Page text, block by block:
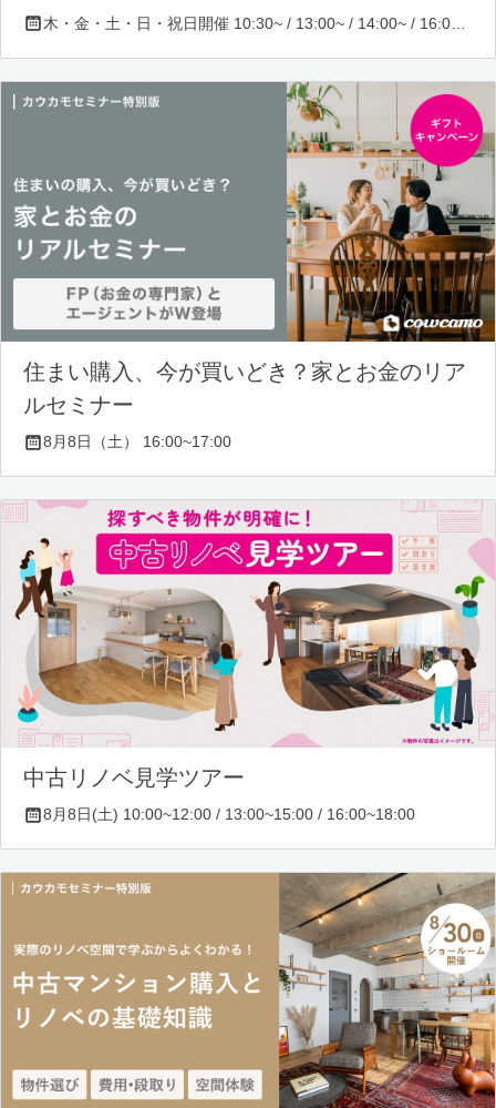
住まい購入、今が買いどき？家とお金のリア
ルセミナー
8月8日（土） 16:00~17:00
中古リノベ見学ツアー
8月8日(土) 10:00~12:00 / 13:00~15:00 / 16:00~18:00